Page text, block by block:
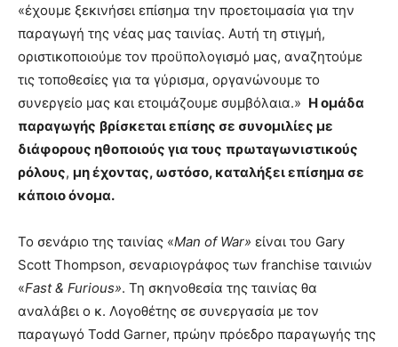
«έχουμε ξεκινήσει επίσημα την προετοιμασία για την
παραγωγή της νέας μας ταινίας. Αυτή τη στιγμή,
οριστικοποιούμε τον προϋπολογισμό μας, αναζητούμε
τις τοποθεσίες για τα γύρισμα, οργανώνουμε το
συνεργείο μας και ετοιμάζουμε συμβόλαια.» Η ομάδα
παραγωγής βρίσκεται επίσης σε συνομιλίες με
διάφορους ηθοποιούς για τους πρωταγωνιστικούς
ρόλους, μη έχοντας, ωστόσο, καταλήξει επίσημα σε
κάποιο όνομα.
Το σενάριο της ταινίας «Man of War» είναι του Gary
Scott Thompson, σεναριογράφος των franchise ταινιών
«Fast & Furious». Τη σκηνοθεσία της ταινίας θα
αναλάβει ο κ. Λογοθέτης σε συνεργασία με τον
παραγωγό Todd Garner, πρώην πρόεδρο παραγωγής της